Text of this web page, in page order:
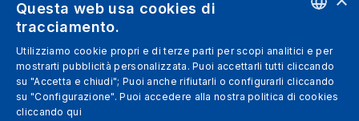
SPANISH
ITALIAN
Questa web usa cookies di
tracciamento.
Utilizziamo cookie propri e di terze parti per scopi analitici e per
mostrarti pubblicità personalizzata. Puoi accettarli tutti cliccando
su "Accetta e chiudi"; Puoi anche rifiutarli o configurarli cliccando
su "Configurazione". Puoi accedere alla nostra politica di cookies
cliccando qui